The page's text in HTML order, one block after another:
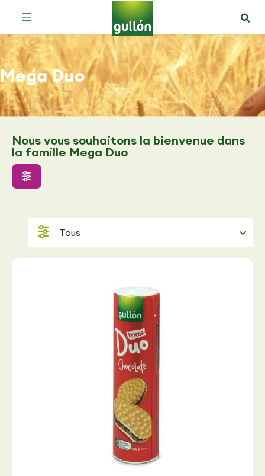
Mega Duo
Nous vous souhaitons la bienvenue dans
la famille Mega Duo
Tous